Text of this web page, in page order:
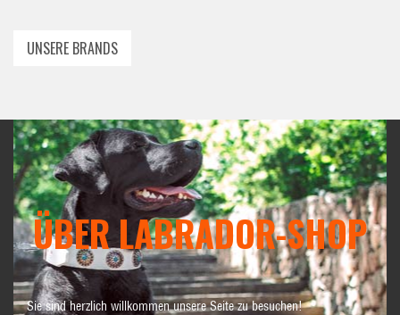
UNSERE BRANDS
ÜBER LABRADOR-SHOP
Sie sind herzlich willkommen unsere Seite zu besuchen!